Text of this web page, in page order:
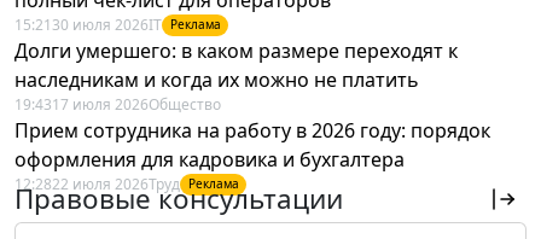
15:21 30 июля 2026IT Реклама
Долги умершего: в каком размере переходят к
наследникам и когда их можно не платить
19:4317 июля 2026Общество
Прием сотрудника на работу в 2026 году: порядок
оформления для кадровика и бухгалтера
12:2822 июля 2026Труд Реклама
Правовые консультации